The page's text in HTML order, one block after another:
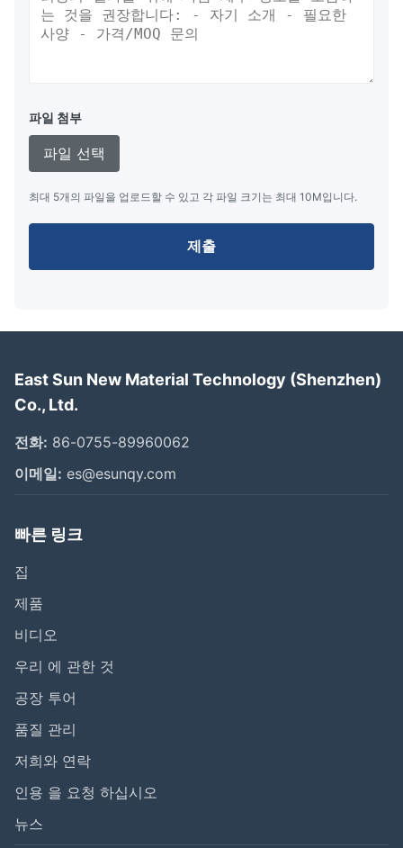
파일 첨부
파일 선택
최대 5개의 파일을 업로드할 수 있고 각 파일 크기는 최대 10M입니다.
제출
East Sun New Material Technology (Shenzhen)
Co., Ltd.
전화: 86-0755-89960062
이메일: es@esunqy.com
빠른 링크
집
제품
비디오
우리 에 관한 것
공장 투어
품질 관리
저희와 연락
인용 을 요청 하십시오
뉴스